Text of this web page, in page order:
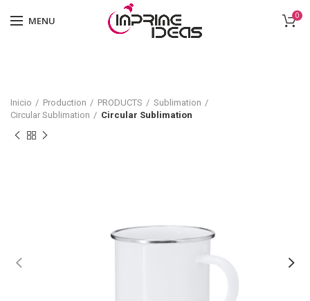
MENU 0
Inicio Production PRODUCTS
Sublimation
Circular Sublimation
Circular Sublimation